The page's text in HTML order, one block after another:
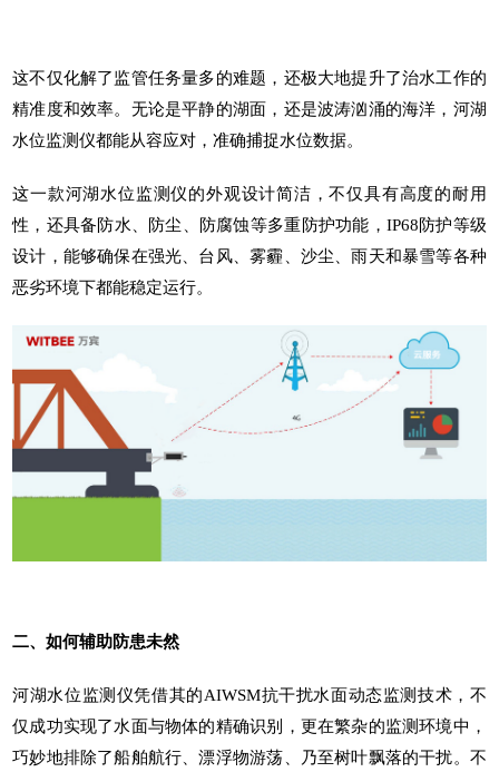
这不仅化解了监管任务量多的难题，还极大地提升了治水工作的
精准度和效率。无论是平静的湖面，还是波涛汹涌的海洋，河湖
水位监测仪都能从容应对，准确捕捉水位数据。
这一款河湖水位监测仪的外观设计简洁，不仅具有高度的耐用
性，还具备防水、防尘、防腐蚀等多重防护功能，IP68防护等级
设计，能够确保在强光、台风、雾霾、沙尘、雨天和暴雪等各种
恶劣环境下都能稳定运行。
二、如何辅助防患未然
河湖水位监测仪凭借其的AIWSM抗干扰水面动态监测技术，不
仅成功实现了水面与物体的精确识别，更在繁杂的监测环境中，
巧妙地排除了船舶航行、漂浮物游荡、乃至树叶飘落的干扰。不